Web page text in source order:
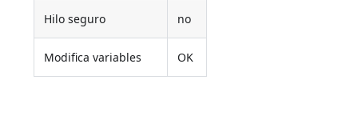
Hilo seguro no
Modifica variables OK